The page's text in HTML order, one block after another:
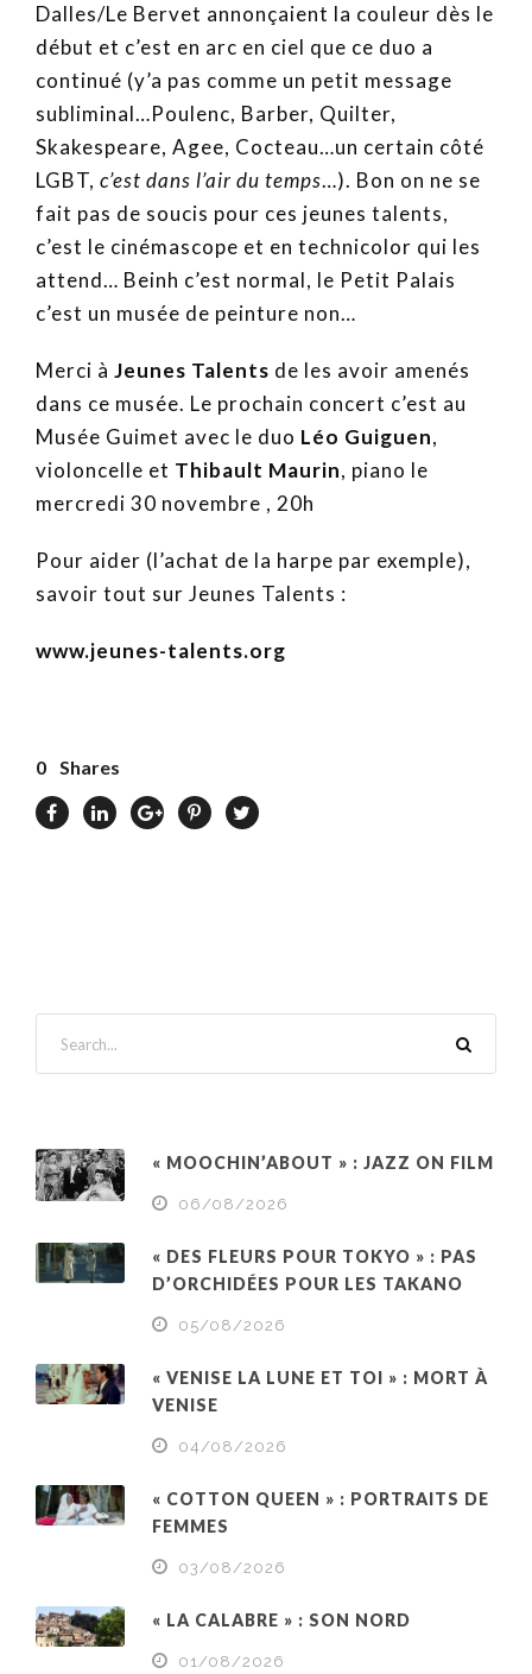
Dalles/Le Bervet annonçaient la couleur dès le
début et c’est en arc en ciel que ce duo a
continué (y’a pas comme un petit message
subliminal…Poulenc, Barber, Quilter,
Skakespeare, Agee, Cocteau…un certain côté
LGBT, c’est dans l’air du temps…). Bon on ne se
fait pas de soucis pour ces jeunes talents,
c’est le cinémascope et en technicolor qui les
attend… Beinh c’est normal, le Petit Palais
c’est un musée de peinture non…
Merci à Jeunes Talents de les avoir amenés
dans ce musée. Le prochain concert c’est au
Musée Guimet avec le duo Léo Guiguen,
violoncelle et Thibault Maurin, piano le
mercredi 30 novembre , 20h
Pour aider (l’achat de la harpe par exemple),
savoir tout sur Jeunes Talents :
www.jeunes-talents.org
0 Shares
« MOOCHIN’ABOUT » : JAZZ ON FILM
06/08/2026
« DES FLEURS POUR TOKYO » : PAS
D’ORCHIDÉES POUR LES TAKANO
05/08/2026
« VENISE LA LUNE ET TOI » : MORT À
VENISE
04/08/2026
« COTTON QUEEN » : PORTRAITS DE
FEMMES
03/08/2026
« LA CALABRE » : SON NORD
01/08/2026